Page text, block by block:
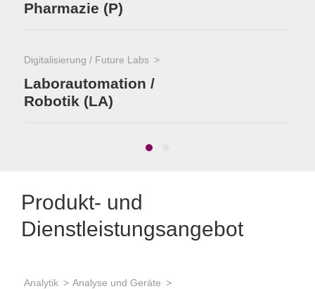
Pharmazie (P)
Digitalisierung / Future Labs
Laborautomation /
Robotik (LA)
Produkt- und
Dienstleistungsangebot
Analytik Analyse und Geräte